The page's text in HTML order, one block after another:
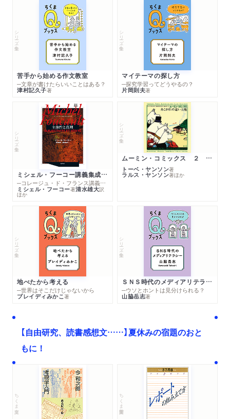
シリーズ・全集
苦手から始める作文教室
─文章が書けたらいいことはある？
津村記久子著
シリーズ・全集
マイテーマの探し方
─探究学習ってどうやるの？
片岡則夫著
シリーズ・全集
ミシェル・フーコー講義集成１０ 主体性と真理
─コレージュ・ド・フランス講義１９８０－１９８１年度
ミシェル・フーコー著清水雄大訳
ほか
シリーズ・全集
ムーミン・コミックス ２ あこがれの遠い土地
トーベ・ヤンソン著
ラルス・ヤンソン著ほか
シリーズ・全集
地べたから考える
─世界はそこだけじゃないから
ブレイディみかこ著
シリーズ・全集
ＳＮＳ時代のメディアリテラシー
─ウソとホントは見分けられる？
山脇岳志著
【自由研究、読書感想文……】夏休みの宿題のおと
もに！
ちくま文庫 ちくま学芸文庫